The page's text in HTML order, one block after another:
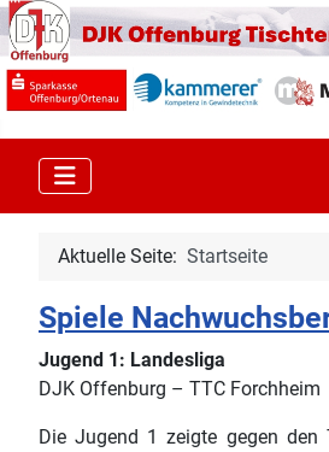
Aktuelle Seite: Startseite
Spiele
Jugend 1: Landesliga
DJK Offenburg – TTC Forchheim
Die Jugend 1 zeigte gegen den